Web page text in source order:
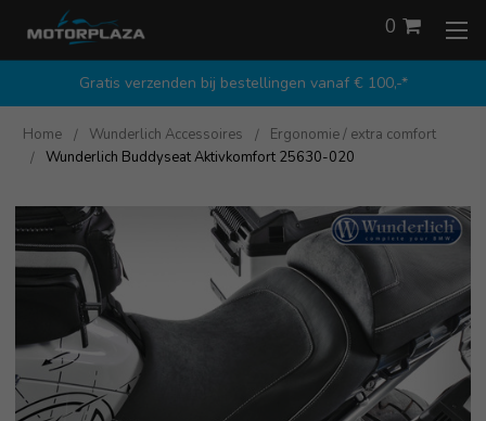
Gratis verzenden bij bestellingen vanaf € 100,-*
0
Home Wunderlich Accessoires
Ergonomie / extra comfort
Wunderlich Buddyseat Aktivkomfort 25630-020